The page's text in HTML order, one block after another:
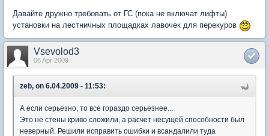
Давайте дружно требовать от ГС (пока не включат лифты)
установки на лестничных площадках лавочек для перекуров
Vsevolod3
06 Apr 2009
zeb, on 6.04.2009 - 11:53:
А если серьезно, то все гораздо серьезнее...
Это не стены криво сложили, а расчет несущей способности был
неверный. Решили исправить ошибки и всандалили туда